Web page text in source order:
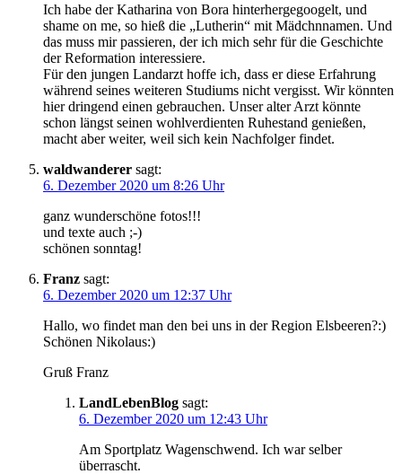
Ich habe der Katharina von Bora hinterhergegoogelt, und
shame on me, so hieß die „Lutherin“ mit Mädchnnamen. Und
das muss mir passieren, der ich mich sehr für die Geschichte
der Reformation interessiere.
Für den jungen Landarzt hoffe ich, dass er diese Erfahrung
während seines weiteren Studiums nicht vergisst. Wir könnten
hier dringend einen gebrauchen. Unser alter Arzt könnte
schon längst seinen wohlverdienten Ruhestand genießen,
macht aber weiter, weil sich kein Nachfolger findet.
waldwanderer sagt:
6. Dezember 2020 um 8:26 Uhr
ganz wunderschöne fotos!!!
und texte auch ;-)
schönen sonntag!
Franz sagt:
6. Dezember 2020 um 12:37 Uhr
Hallo, wo findet man den bei uns in der Region Elsbeeren?:)
Schönen Nikolaus:)
Gruß Franz
LandLebenBlog sagt:
6. Dezember 2020 um 12:43 Uhr
Am Sportplatz Wagenschwend. Ich war selber
überrascht.